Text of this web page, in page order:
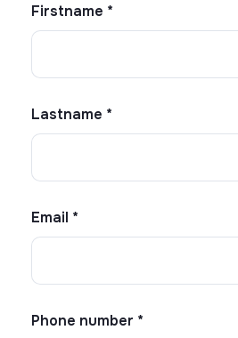
Firstname *
Lastname *
Email *
Phone number *